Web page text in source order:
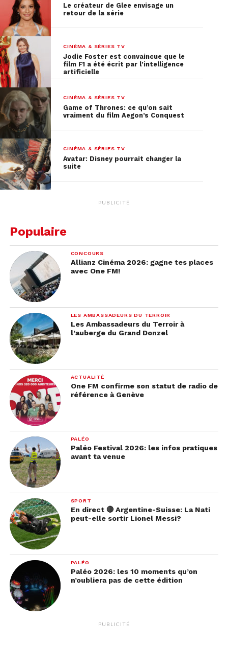
Le créateur de Glee envisage un
retour de la série
CINÉMA & SÉRIES TV
Jodie Foster est convaincue que le
film F1 a été écrit par l’intelligence
artificielle
CINÉMA & SÉRIES TV
Game of Thrones: ce qu’on sait
vraiment du film Aegon’s Conquest
CINÉMA & SÉRIES TV
Avatar: Disney pourrait changer la
suite
PUBLICITÉ
Populaire
CONCOURS
Allianz Cinéma 2026: gagne tes places
avec One FM!
LES AMBASSADEURS DU TERROIR
Les Ambassadeurs du Terroir à
l’auberge du Grand Donzel
ACTUALITÉ
One FM confirme son statut de radio de
référence à Genève
PALÉO
Paléo Festival 2026: les infos pratiques
avant ta venue
SPORT
En direct 🔴 Argentine-Suisse: La Nati
peut-elle sortir Lionel Messi?
PALÉO
Paléo 2026: les 10 moments qu’on
n’oubliera pas de cette édition
PUBLICITÉ